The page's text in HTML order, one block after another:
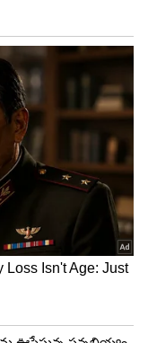
చేరుకున్న